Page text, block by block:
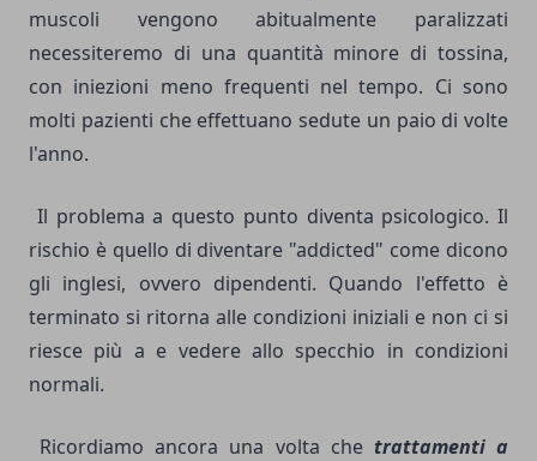
muscoli vengono abitualmente paralizzati
necessiteremo di una quantità minore di tossina,
con iniezioni meno frequenti nel tempo. Ci sono
molti pazienti che effettuano sedute un paio di volte
l'anno.
Il problema a questo punto diventa psicologico. Il
rischio è quello di diventare "addicted" come dicono
gli inglesi, ovvero dipendenti. Quando l'effetto è
terminato si ritorna alle condizioni iniziali e non ci si
riesce più a e vedere allo specchio in condizioni
normali.
Ricordiamo ancora una volta chetrattamenti a